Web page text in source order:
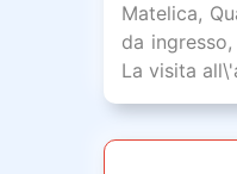
Matelica,
da
La visita